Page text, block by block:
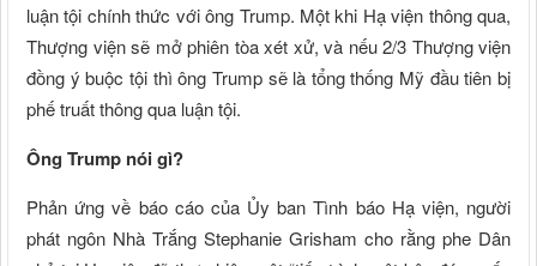
luận tội chính thức với ông Trump. Một khi Hạ viện thông qua,
Thượng viện sẽ mở phiên tòa xét xử, và nếu 2/3 Thượng viện
đồng ý buộc tội thì ông Trump sẽ là tổng thống Mỹ đầu tiên bị
phế truất thông qua luận tội.
Ông Trump nói gì?
Phản ứng về báo cáo của Ủy ban Tình báo Hạ viện, người
phát ngôn Nhà Trắng Stephanie Grisham cho rằng phe Dân